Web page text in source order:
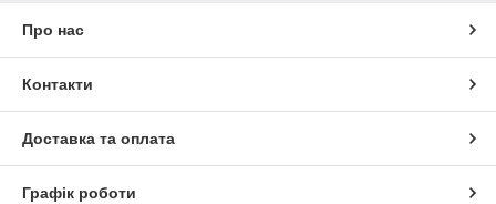
Про нас
Контакти
Доставка та оплата
Графік роботи